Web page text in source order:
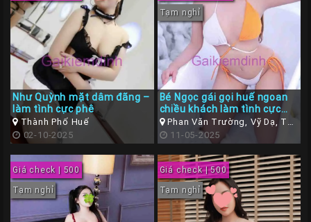
TP
Miền
Tây
Các
TP
Miền
Bắc
Thành
Viên
Như Quỳnh mặt dâm đãng –
làm tình cực phê
Thành Phố Huế
02-10-2025
Tạm nghỉ
Bé Ngọc gái gọi huế ngoan
chiều khách làm tình cực
chất
Phan Văn Trường, Vỹ Dạ, TP
Huế11-05-2025
Giá check | 500
Tạm nghỉ
Giá check | 500
Tạm nghỉ